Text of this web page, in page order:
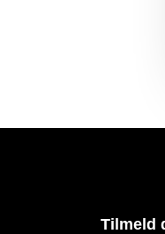
Tilmeld